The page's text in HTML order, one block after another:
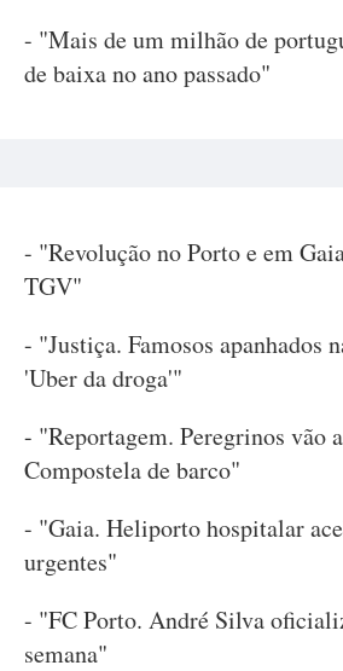
- "Mais de um milhão de
de baixa no ano passado"
- "Revolução no Porto e em
TGV"
- "Justiça. Famosos apanhados
'Uber da droga'"
- "Reportagem. Peregrinos vão
Compostela de barco"
- "Gaia. Heliporto hospitalar
urgentes"
- "FC Porto. André Silva
semana"